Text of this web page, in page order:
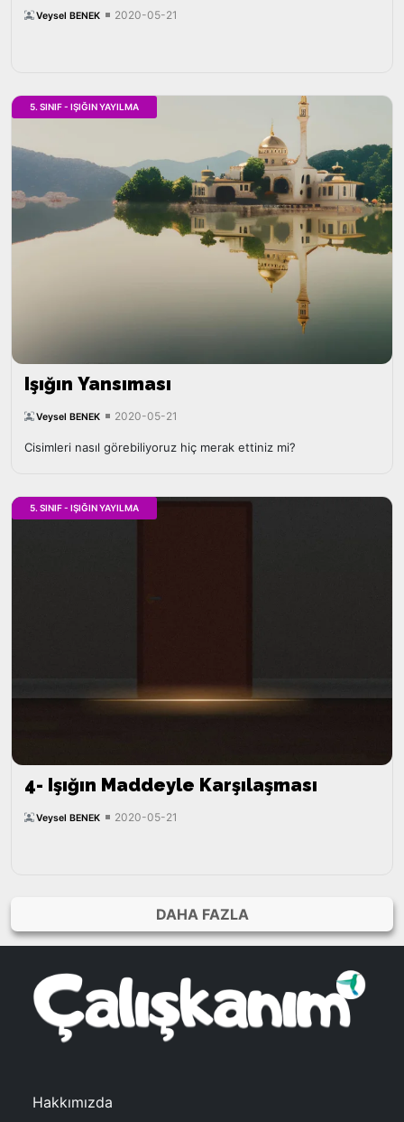
Veysel BENEK 2020-05-21
Işığın Yansıması
Veysel BENEK 2020-05-21
Cisimleri nasıl görebiliyoruz hiç merak ettiniz mi?
5. SINIF - IŞIĞIN YAYILMA
4- Işığın Maddeyle Karşılaşması
Veysel BENEK 2020-05-21
5. SINIF - IŞIĞIN YAYILMA
DAHA FAZLA
Hakkımızda